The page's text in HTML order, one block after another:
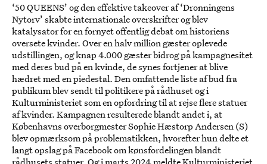
‘50 QUEENS’ og den effektive takeover af ‘Dronningens
Nytorv’ skabte internationale overskrifter og blev
katalysator for en fornyet offentlig debat om historiens
oversete kvinder. Over en halv million gæster oplevede
udstillingen, og knap 4.000 gæster bidrog på kampagnesitet
med deres bud på en kvinde, de synes fortjener at blive
hædret med en piedestal. Den omfattende liste af bud fra
publikum blev sendt til politikere på rådhuset og i
Kulturministeriet som en opfordring til at rejse flere statuer
af kvinder. Kampagnen resulterede blandt andet i, at
Københavns overborgmester Sophie Hæstorp Andersen (S)
blev opmærksom på problematikken, hvorefter hun delte et
langt opslag på Facebook om kønsfordelingen blandt
rådhusets statuer. Og i marts 2024 meldte Kulturministeriet